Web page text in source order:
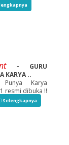
-
GURU
KARYA ..
Punya Karya
resmi dibuka ‼️
Selengkapnya